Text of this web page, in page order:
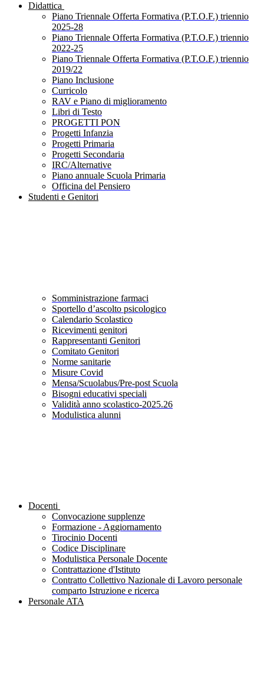
Didattica
Piano Triennale Offerta Formativa (P.T.O.F.) triennio
2025-28
Piano Triennale Offerta Formativa (P.T.O.F.) triennio
2022-25
Piano Triennale Offerta Formativa (P.T.O.F.) triennio
2019/22
Piano Inclusione
Curricolo
RAV e Piano di miglioramento
Libri di Testo
PROGETTI PON
Progetti Infanzia
Progetti Primaria
Progetti Secondaria
IRC/Alternative
Piano annuale Scuola Primaria
Officina del Pensiero
Studenti e Genitori
Somministrazione farmaci
Sportello d’ascolto psicologico
Calendario Scolastico
Ricevimenti genitori
Rappresentanti Genitori
Comitato Genitori
Norme sanitarie
Misure Covid
Mensa/Scuolabus/Pre-post Scuola
Bisogni educativi speciali
Validità anno scolastico-2025.26
Modulistica alunni
Docenti
Convocazione supplenze
Formazione - Aggiornamento
Tirocinio Docenti
Codice Disciplinare
Modulistica Personale Docente
Contrattazione d'Istituto
Contratto Collettivo Nazionale di Lavoro personale
comparto Istruzione e ricerca
Personale ATA